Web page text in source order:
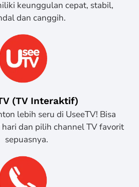
keunggulan cepat, stabil,
dan canggih.
(TV Interaktif)
lebih seru di UseeTV! Bisa
dan pilih channel TV favorit
sepuasnya.